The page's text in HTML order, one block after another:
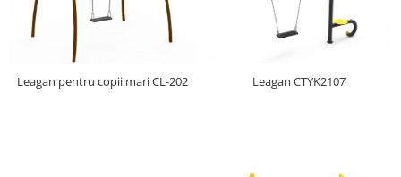
Leagan pentru copii mari CL-202 Leagan CTYK2107